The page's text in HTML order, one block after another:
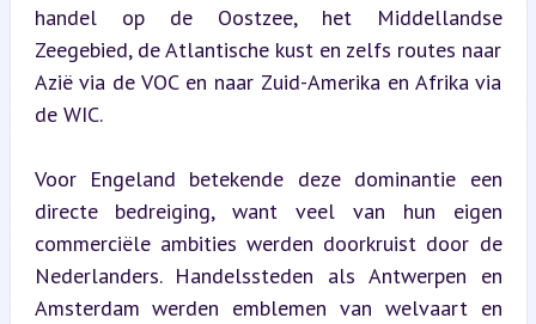
handel op de Oostzee, het Middellandse
Zeegebied, de Atlantische kust en zelfs routes naar
Azië via de VOC en naar Zuid-Amerika en Afrika via
de WIC.
Voor Engeland betekende deze dominantie een
directe bedreiging, want veel van hun eigen
commerciële ambities werden doorkruist door de
Nederlanders. Handelssteden als Antwerpen en
Amsterdam werden emblemen van welvaart en